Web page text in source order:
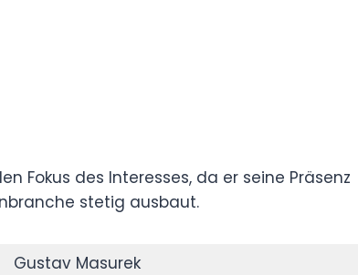
Fokus des Interesses, da er seine Präsenz
stetig ausbaut.
Gustav Masurek